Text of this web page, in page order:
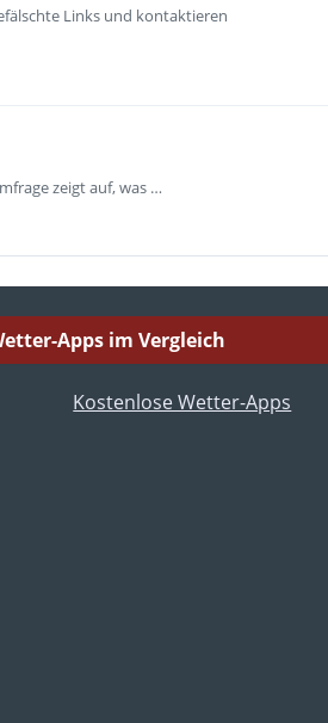
Links und kontaktieren
zeigt auf, was …
Apps im Vergleich